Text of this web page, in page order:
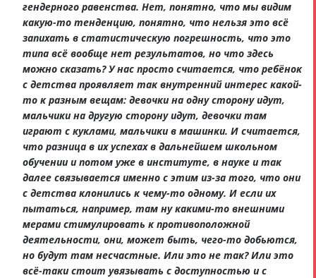
гендерного равенства. Нет, понятно, что мы видим
какую-то тенденцию, понятно, что нельзя это всё
запихать в статистическую погрешность, что это
типа всё вообще нет результатов, но что здесь
можно сказать? У нас просто считается, что ребёнок
с детства проявляет так внутренний интерес какой-
то к разным вещам: девочки на одну сторону идут,
мальчики на другую сторону идут, девочки там
играют с куклами, мальчики в машинки. И считается,
что разница в их успехах в дальнейшем школьном
обучении и потом уже в институте, в науке и так
далее связывается именно с этим из-за того, что они
с детства клонились к чему-то одному. И если их
пытаться, например, там ну какими-то внешними
мерами стимулировать к противоположной
деятельности, они, может быть, чего-то добьются,
но будут там несчастные. Или это не так? Или это
всё-таки стоит увязывать с доступностью и с